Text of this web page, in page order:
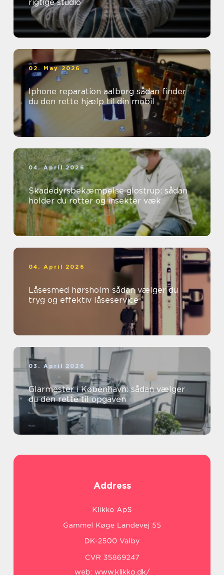
rigtige studio
02. May 2026
Iphone reparation aalborg sådan finder
du den rette hjælp til din mobil
04. April 2026
Skadedyrsbekæmpelse glostrup: sådan
holder du rotter og insekter væk
04. April 2026
Låsesmed hørsholm sådan vælger du
tryg og effektiv låseservice
03. April 2026
Glarmester i København: sådan vælger
du den rette til opgaven
Address
web: www.klikko.dk/